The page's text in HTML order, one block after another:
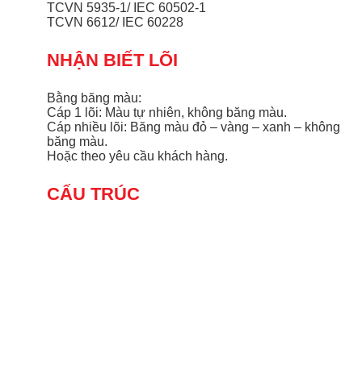
TCVN 5935-1/ IEC 60502-1
TCVN 6612/ IEC 60228
NHẬN BIẾT LÕI
Bằng băng màu:
Cáp 1 lõi: Màu tự nhiên, không băng màu.
Cáp nhiều lõi: Băng màu đỏ – vàng – xanh – không
băng màu.
Hoặc theo yêu cầu khách hàng.
CẤU TRÚC